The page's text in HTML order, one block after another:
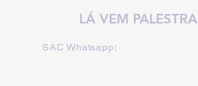
LÁ VEM PALESTRA
SAC Whatsapp: